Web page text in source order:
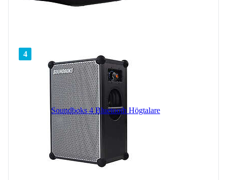
4
Soundboks 4 Bluetooth Högtalare